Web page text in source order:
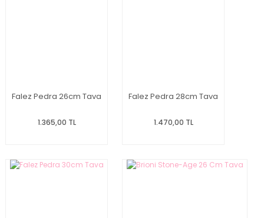
Falez Pedra 26cm Tava
1.365,00 TL
Falez Pedra 28cm Tava
1.470,00 TL